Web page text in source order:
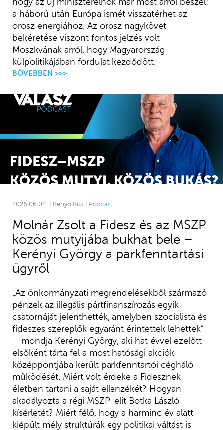
a háború után Európa ismét visszatérhet az
orosz energiához. Az orosz nagykövet
bekéretése viszont fontos jelzés volt
Moszkvának arról, hogy Magyarország
külpolitikájában fordulat kezdődött.
BŐVEBBEN >>>
2026.06.04. | Benyó Rita | Podcast
Molnár Zsolt a Fidesz és az MSZP
közös mutyijába bukhat bele –
Kerényi György a parkfenntartási
ügyről
„Az önkormányzati megrendelésekből származó
pénzek az illegális pártfinanszírozás egyik
csatornáját jelenthették, amelyben szocialista és
fideszes szereplők egyaránt érintettek lehettek”
– mondja Kerényi György, aki hat évvel ezelőtt
elsőként tárta fel a most hatósági akciók
középpontjába került parkfenntartói cégháló
működését. Miért volt érdeke a Fidesznek
életben tartani a saját ellenzékét? Hogyan
akadályozta a régi MSZP-elit Botka László
kísérletét? Miért félő, hogy a harminc év alatt
kiépült mély struktúrák egy politikai váltást is